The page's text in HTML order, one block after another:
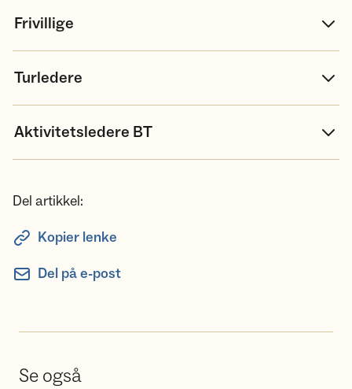
Frivillige
Turledere
Aktivitetsledere BT
Del artikkel:
Kopier lenke
Del på e-post
Se også